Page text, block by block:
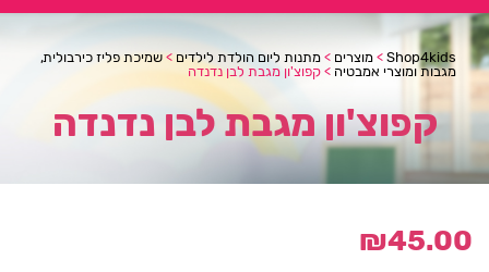
Shop4kids
> מוצרים > מתנות ליום הולדת לילדים > שמיכת פליז כירבולית,
מגבות ומוצרי אמבטיה > קפוצ'ון מגבת לבן נדנדה
קפוצ'ון מגבת לבן נדנדה
₪45.00